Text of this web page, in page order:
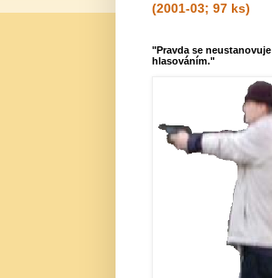
(2001-03; 97 ks)
"Pravda se neustanovuje
hlasováním."